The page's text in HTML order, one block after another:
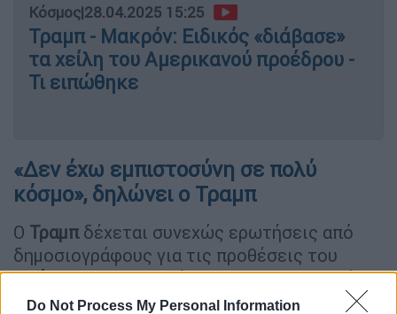
Do Not Process My Personal Information
Κόσμος|28.04.2025 15:25
Τραμπ - Μακρόν: Ειδικός «διάβασε»
τα χείλη του Αμερικανού προέδρου -
Τι ειπώθηκε
«Δεν έχω εμπιστοσύνη σε πολύ
κόσμο», δηλώνει ο Τραμπ
Ο Τραμπδέχεται συνεχώς ερωτήσεις από
δημοσιογράφους για τις προθέσεις του
Πούτιν και οι απαντήσεις του ουσιαστικά
συγκρούονται μεταξύ τους, αφού